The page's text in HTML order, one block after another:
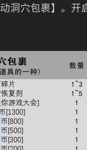
洞穴包裹】。开